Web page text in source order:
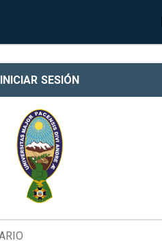
INICIAR SESIÓN